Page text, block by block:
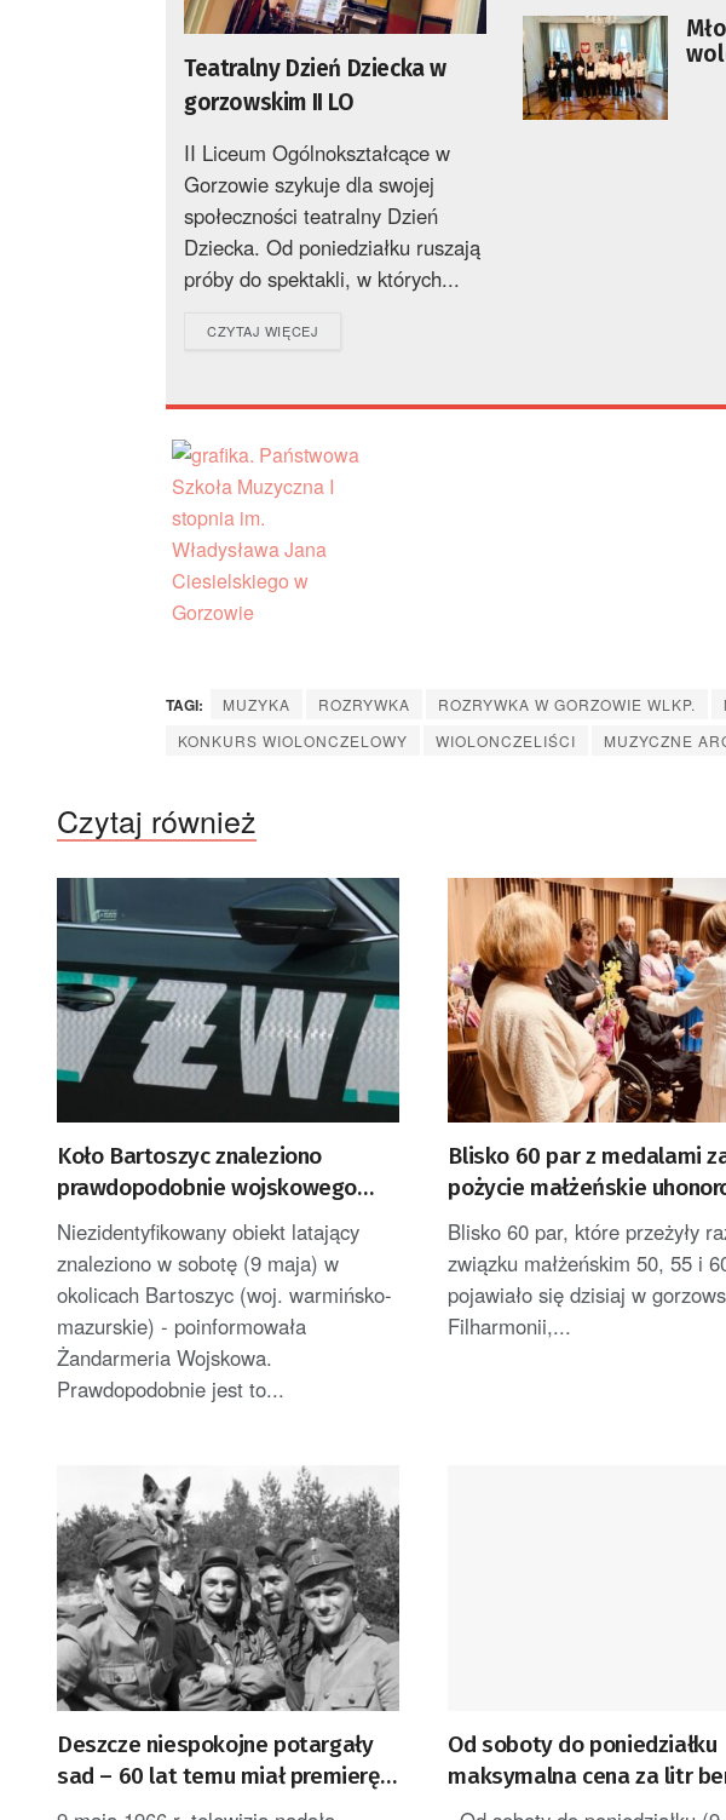
Teatralny Dzień Dziecka w
gorzowskim II LO
II Liceum Ogólnokształcące w
Gorzowie szykuje dla swojej
społeczności teatralny Dzień
Dziecka. Od poniedziałku ruszają
próby do spektakli, w których...
CZYTAJ WIĘCEJ
TAGI: MUZYKA ROZRYWKA ROZRYWKA W GORZOWIE WLKP.
KONKURS WIOLONCZELOWY
WIOLONCZELIŚCI MUZYCZNE
Czytaj również
Koło Bartoszyc znaleziono
prawdopodobnie wojskowego
drona
Niezidentyfikowany obiekt latający
znaleziono w sobotę (9 maja) w
okolicach Bartoszyc (woj. warmińsko-
mazurskie) - poinformowała
Żandarmeria Wojskowa.
Prawdopodobnie jest to...
Blisko 60 par z medalami
pożycie małżeńskie
w gorzowskiej Filharmonii
[GALERIA ZDJĘĆ]
Blisko 60 par, które przeżyły
związku małżeńskim 50, 55 i
pojawiało się dzisiaj w
Filharmonii,...
Deszcze niespokojne potargały
sad – 60 lat temu miał premierę
serial „Czterej pancerni i pies”
Od soboty do poniedziałku
maksymalna cena za litr
95 – 6,35 zł, za diesela –